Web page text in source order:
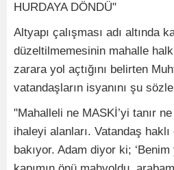
HURDAYA DÖNDÜ"
Altyapı çalışması adı altında
düzeltilmemesinin mahalle
zarara yol açtığını belirten
vatandaşların isyanını şu
"Mahalleli ne MASKİ’yi tanır
ihaleyi alanları. Vatandaş haklı
bakıyor. Adam diyor ki;